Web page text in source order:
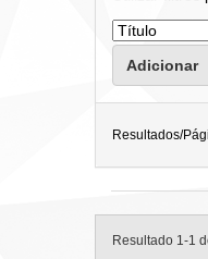
Resultados/
Resultado 1-1